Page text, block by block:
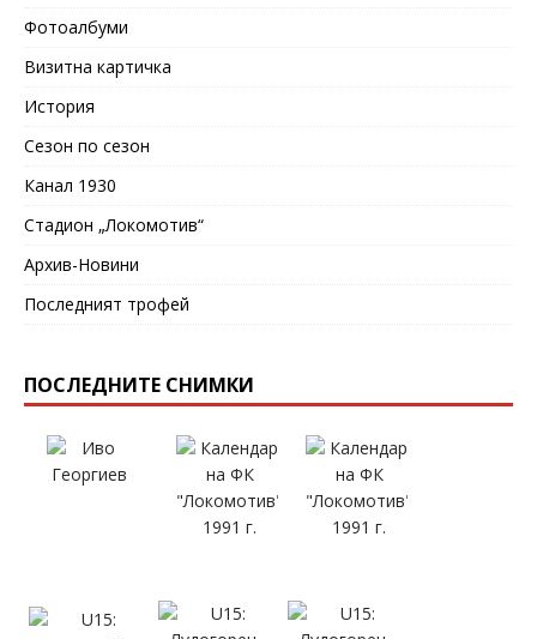
Фотоалбуми
Визитна картичка
История
Сезон по сезон
Канал 1930
Стадион „Локомотив“
Архив-Новини
Последният трофей
ПОСЛЕДНИТЕ СНИМКИ